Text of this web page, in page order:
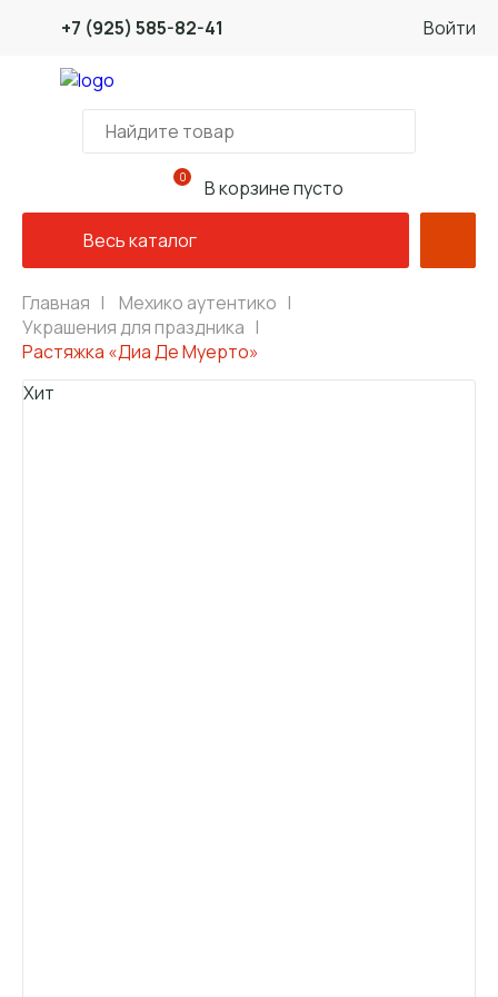
+7 (925) 585-82-41 Войти
0 В корзине пусто
Весь каталог
Главная | Мехико аутентико |
Украшения для праздника |
Растяжка «Диа Де Муерто»
Хит